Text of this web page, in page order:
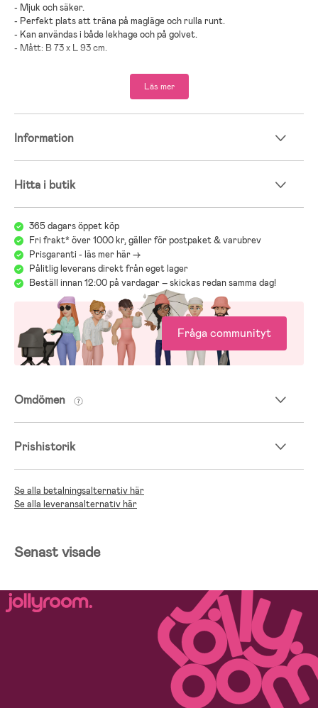
- Mjuk och säker.
- Perfekt plats att träna på magläge och rulla runt.
- Kan användas i både lekhage och på golvet.
- Mått: B 73 x L 93 cm.
- Rekommenderad ålder: Från nyfödd.
OEKO-TEX – fri från skadliga ämnen
OEKO-TEX-certifiering säkerställer att produkten är fri från
skadliga kemikalier och allergiframkallande ämnen. Alla delar av
produkten är noggrannt testade för både hälsa och säkerhet. Perfekt
för småbarnsfamiljer som vill ha säkra, bekväma och hållbara
produkter som är snälla mot barnets hud.
Läs mer
Information
Hitta i butik
365 dagars öppet köp
Fri frakt* över 1000 kr, gäller för postpaket & varubrev
Prisgaranti - läs mer här ->
Pålitlig leverans direkt från eget lager
Beställ innan 12:00 på vardagar – skickas redan samma dag!
Fråga communityt
Omdömen
Prishistorik
Se alla betalningsalternativ här
Se alla leveransalternativ här
Senast visade